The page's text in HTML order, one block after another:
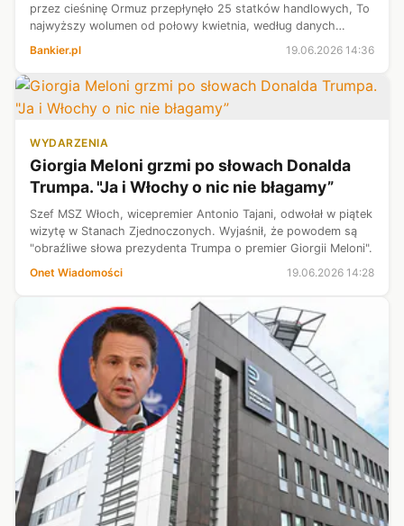
przez cieśninę Ormuz przepłynęło 25 statków handlowych, To
najwyższy wolumen od połowy kwietnia, według danych
platformy śledzenia ruchu morskiego AXSMarine
opublikowanych w piątek. Przed wojną...
Bankier.pl 19.06.2026 14:36
WYDARZENIA
Giorgia Meloni grzmi po słowach Donalda
Trumpa. "Ja i Włochy o nic nie błagamy”
Szef MSZ Włoch, wicepremier Antonio Tajani, odwołał w piątek
wizytę w Stanach Zjednoczonych. Wyjaśnił, że powodem są
"obraźliwe słowa prezydenta Trumpa o premier Giorgii Meloni".
Onet Wiadomości
19.06.2026 14:28